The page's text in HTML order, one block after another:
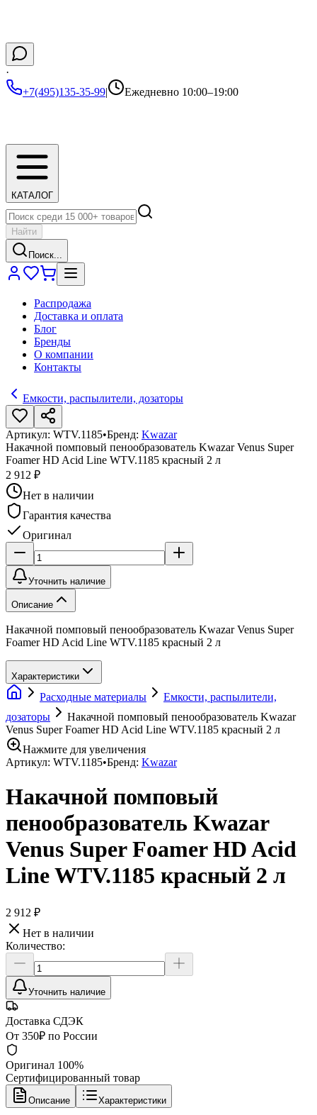
·
+7(495)135-35-99| Ежедневно 10:00–19:00
КАТАЛОГ
Найти
Поиск...
Распродажа
Доставка и оплата
Блог
Бренды
О компании
Контакты
Емкости, распылители, дозаторы
Артикул: WTV.1185•Бренд: Kwazar
Накачной помповый пенообразователь Kwazar Venus Super
Foamer HD Acid Line WTV.1185 красный 2 л
2 912 ₽
Нет в наличии
Гарантия качества
Оригинал
Уточнить наличие
Описание
Накачной помповый пенообразователь Kwazar Venus Super
Foamer HD Acid Line WTV.1185 красный 2 л
Характеристики
Расходные материалы
Емкости, распылители,
дозаторы
Накачной помповый пенообразователь Kwazar
Venus Super Foamer HD Acid Line WTV.1185 красный 2 л
Нажмите для увеличения
Артикул: WTV.1185•Бренд: Kwazar
Накачной помповый
пенообразователь Kwazar
Venus Super Foamer HD Acid
Line WTV.1185 красный 2 л
2 912 ₽
Нет в наличии
Количество:
Уточнить наличие
Доставка СДЭК
От 350₽ по России
Оригинал 100%
Сертифицированный товар
Описание Характеристики